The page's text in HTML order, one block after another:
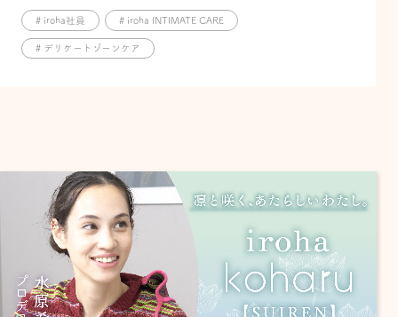
# iroha社員 # iroha INTIMATE CARE
# デリケートゾーンケア